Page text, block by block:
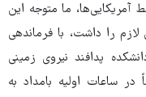
آمریکایی‌ها، ما متوجه این
را داشت، با فرماندهی
پدافند نیروی زمینی
ساعات اولیه بامداد به